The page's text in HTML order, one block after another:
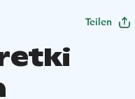
Teilen